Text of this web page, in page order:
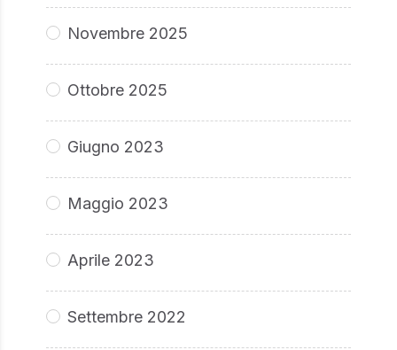
Novembre 2025
Ottobre 2025
Giugno 2023
Maggio 2023
Aprile 2023
Settembre 2022